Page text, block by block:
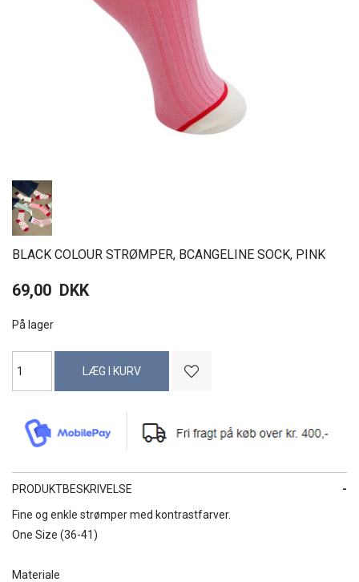
BLACK COLOUR STRØMPER, BCANGELINE SOCK, PINK
69,00 DKK
På lager
PRODUKTBESKRIVELSE
Fine og enkle strømper med kontrastfarver.
One Size (36-41)
Materiale